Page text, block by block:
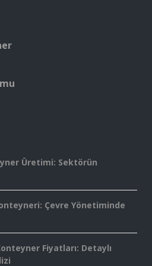
Üretimi: Sektörün
Çevre Yönetiminde
Fiyatları: Detaylı